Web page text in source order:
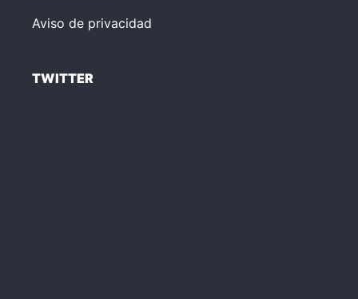
Aviso de privacidad
TWITTER